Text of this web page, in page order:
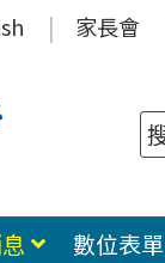
家長會
數位表單